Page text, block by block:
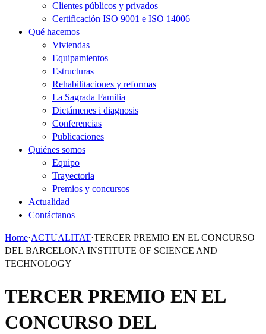
Clientes públicos y privados
Certificación ISO 9001 e ISO 14006
Qué hacemos
Viviendas
Equipamientos
Estructuras
Rehabilitaciones y reformas
La Sagrada Familia
Dictámenes i diagnosis
Conferencias
Publicaciones
Quiénes somos
Equipo
Trayectoria
Premios y concursos
Actualidad
Contáctanos
Home·ACTUALITAT·TERCER PREMIO EN EL CONCURSO
DEL BARCELONA INSTITUTE OF SCIENCE AND
TECHNOLOGY
TERCER PREMIO EN EL
CONCURSO DEL